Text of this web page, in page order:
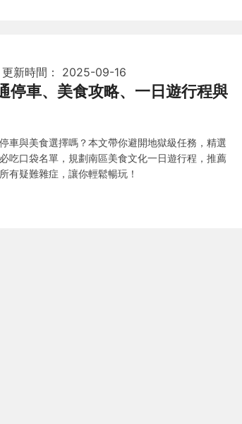
更新時間： 2025-09-16
停車、美食攻略、一日遊行程與
車與美食選擇嗎？本文帶你避開地獄級任務，精選
吃口袋名單，規劃南區美食文化一日遊行程，推薦
有疑難雜症，讓你輕鬆暢玩！